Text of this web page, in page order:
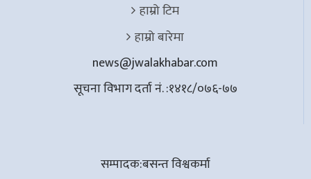
हाम्रो टिम
हाम्रो बारेमा
news@jwalakhabar.com
सूचना विभाग दर्ता नं. :१४१८/०७६-७७
सम्पादक:बसन्त विश्वकर्मा